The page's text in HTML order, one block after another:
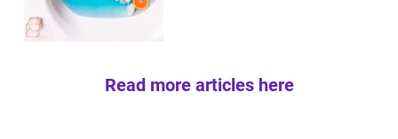
Read more articles here